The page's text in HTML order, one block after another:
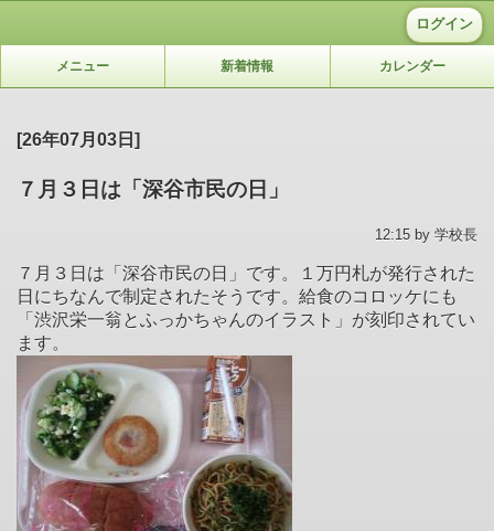
ログイン
メニュー 新着情報 カレンダー
[26年07月03日]
７月３日は「深谷市民の日」
12:15 by 学校長
７月３日は「深谷市民の日」です。１万円札が発行された
日にちなんで制定されたそうです。給食のコロッケにも
「渋沢栄一翁とふっかちゃんのイラスト」が刻印されてい
ます。